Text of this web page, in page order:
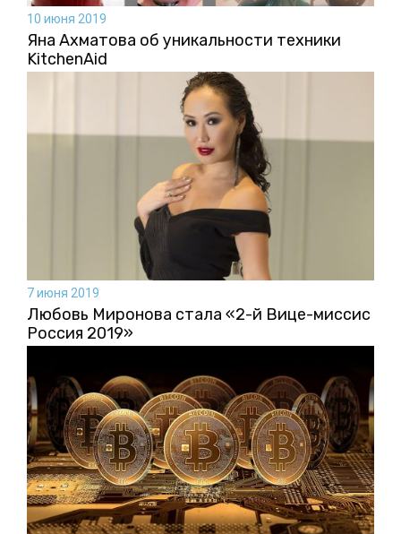
10 июня 2019
Яна Ахматова об уникальности техники
KitchenAid
7 июня 2019
Любовь Миронова стала «2-й Вице-миссис
Россия 2019»